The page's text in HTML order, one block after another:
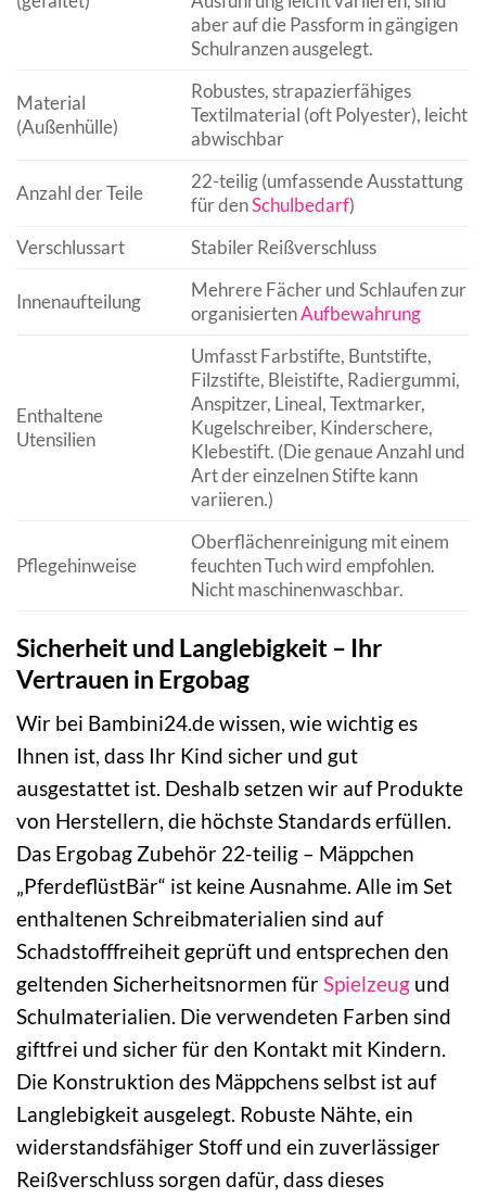
aber auf die Passform in gängigen
Schulranzen ausgelegt.
Material
(Außenhülle)
Robustes, strapazierfähiges
Textilmaterial (oft Polyester), leicht
abwischbar
Anzahl der Teile
22-teilig (umfassende Ausstattung
für denSchulbedarf)
Verschlussart
Stabiler Reißverschluss
Innenaufteilung
Mehrere Fächer und Schlaufen zur
organisiertenAufbewahrung
Enthaltene
Utensilien
Umfasst Farbstifte, Buntstifte,
Filzstifte, Bleistifte, Radiergummi,
Anspitzer, Lineal, Textmarker,
Kugelschreiber, Kinderschere,
Klebestift. (Die genaue Anzahl und
Art der einzelnen Stifte kann
variieren.)
Pflegehinweise
Oberflächenreinigung mit einem
feuchten Tuch wird empfohlen.
Nicht maschinenwaschbar.
Sicherheit und Langlebigkeit – Ihr
Vertrauen in Ergobag
Wir bei Bambini24.de wissen, wie wichtig es
Ihnen ist, dass Ihr Kind sicher und gut
ausgestattet ist. Deshalb setzen wir auf Produkte
von Herstellern, die höchste Standards erfüllen.
Das Ergobag Zubehör 22-teilig – Mäppchen
„PferdeflüstBär“ ist keine Ausnahme. Alle im Set
enthaltenen Schreibmaterialien sind auf
Schadstofffreiheit geprüft und entsprechen den
geltenden Sicherheitsnormen fürSpielzeug und
Schulmaterialien. Die verwendeten Farben sind
giftfrei und sicher für den Kontakt mit Kindern.
Die Konstruktion des Mäppchens selbst ist auf
Langlebigkeit ausgelegt. Robuste Nähte, ein
widerstandsfähiger Stoff und ein zuverlässiger
Reißverschluss sorgen dafür, dass dieses